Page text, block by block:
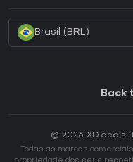
Brasil (BRL)
Back
© 2026 XD.deals.
Todas as marcas